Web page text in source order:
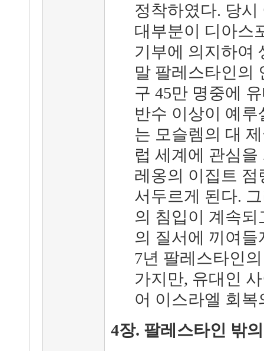
정착하였다. 당
대부분이 디아스
기부에 의지하여
말 팔레스타인의
구 45만 명중에
반수 이상이 예
는 모슬렘의 대
럽 세계에 관심
레옹의 이집트
서두르게 된다.
의 침입이 계속
의 질서에 끼여들
7년 팔레스타인
가지만, 유대인
어 이스라엘 회
4장. 팔레스타인 밖